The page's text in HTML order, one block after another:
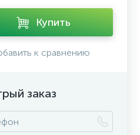
Купить
к сравнению
заказ